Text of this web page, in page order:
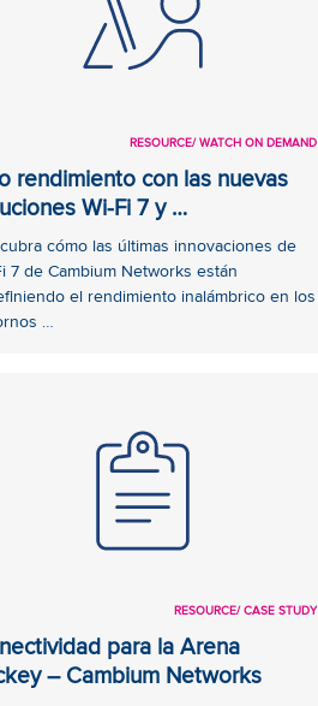
RESOURCE/ WATCH ON DEMAND
rendimiento con las nuevas
Wi-Fi 7 y …
cómo las últimas innovaciones de
7 de Cambium Networks están
el rendimiento inalámbrico en los
…
RESOURCE/ CASE STUDY
para la Arena
– Cambium Networks